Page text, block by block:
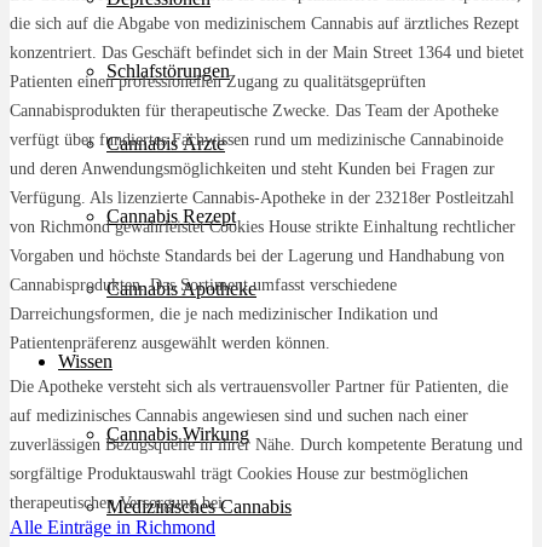
Schlafstörungen
Cannabis Ärzte
Cannabis Rezept
Cannabis Apotheke
Wissen
Cannabis Wirkung
Medizinisches Cannabis
die sich auf die Abgabe von medizinischem Cannabis auf ärztliches Rezept
konzentriert. Das Geschäft befindet sich in der Main Street 1364 und bietet
Patienten einen professionellen Zugang zu qualitätsgeprüften
Cannabisprodukten für therapeutische Zwecke. Das Team der Apotheke
verfügt über fundiertes Fachwissen rund um medizinische Cannabinoide
und deren Anwendungsmöglichkeiten und steht Kunden bei Fragen zur
Verfügung. Als lizenzierte Cannabis-Apotheke in der 23218er Postleitzahl
von Richmond gewährleistet Cookies House strikte Einhaltung rechtlicher
Vorgaben und höchste Standards bei der Lagerung und Handhabung von
Cannabisprodukten. Das Sortiment umfasst verschiedene
Darreichungsformen, die je nach medizinischer Indikation und
Patientenpräferenz ausgewählt werden können.
Die Apotheke versteht sich als vertrauensvoller Partner für Patienten, die
auf medizinisches Cannabis angewiesen sind und suchen nach einer
zuverlässigen Bezugsquelle in ihrer Nähe. Durch kompetente Beratung und
sorgfältige Produktauswahl trägt Cookies House zur bestmöglichen
therapeutischen Versorgung bei.
Alle Einträge in Richmond